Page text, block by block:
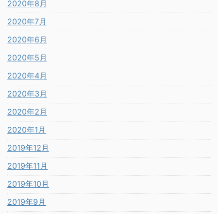
2020年8月
2020年7月
2020年6月
2020年5月
2020年4月
2020年3月
2020年2月
2020年1月
2019年12月
2019年11月
2019年10月
2019年9月